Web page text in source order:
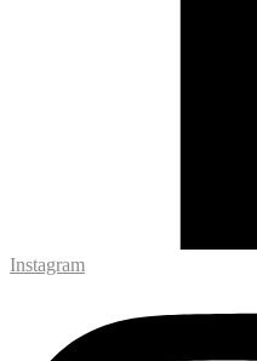
Instagram